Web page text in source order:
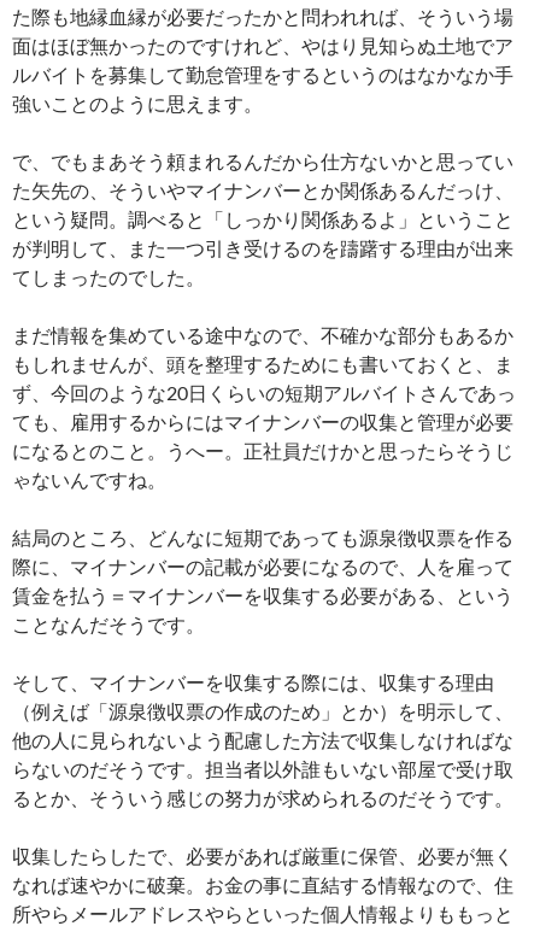
た際も地縁血縁が必要だったかと問われれば、そういう場
面はほぼ無かったのですけれど、やはり見知らぬ土地でア
ルバイトを募集して勤怠管理をするというのはなかなか手
強いことのように思えます。
で、でもまあそう頼まれるんだから仕方ないかと思ってい
た矢先の、そういやマイナンバーとか関係あるんだっけ、
という疑問。調べると「しっかり関係あるよ」ということ
が判明して、また一つ引き受けるのを躊躇する理由が出来
てしまったのでした。
まだ情報を集めている途中なので、不確かな部分もあるか
もしれませんが、頭を整理するためにも書いておくと、ま
ず、今回のような20日くらいの短期アルバイトさんであっ
ても、雇用するからにはマイナンバーの収集と管理が必要
になるとのこと。うへー。正社員だけかと思ったらそうじ
ゃないんですね。
結局のところ、どんなに短期であっても源泉徴収票を作る
際に、マイナンバーの記載が必要になるので、人を雇って
賃金を払う＝マイナンバーを収集する必要がある、という
ことなんだそうです。
そして、マイナンバーを収集する際には、収集する理由
（例えば「源泉徴収票の作成のため」とか）を明示して、
他の人に見られないよう配慮した方法で収集しなければな
らないのだそうです。担当者以外誰もいない部屋で受け取
るとか、そういう感じの努力が求められるのだそうです。
収集したらしたで、必要があれば厳重に保管、必要が無く
なれば速やかに破棄。お金の事に直結する情報なので、住
所やらメールアドレスやらといった個人情報よりももっと